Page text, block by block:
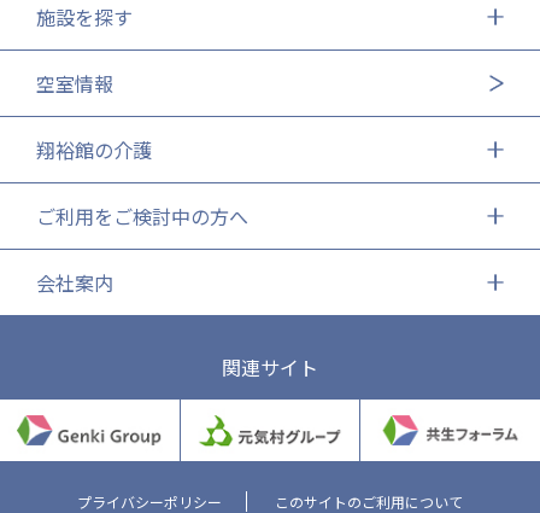
施設を探す
空室情報
翔裕館の介護
ご利用をご検討中の方へ
会社案内
関連サイト
プライバシーポリシー このサイトのご利用について